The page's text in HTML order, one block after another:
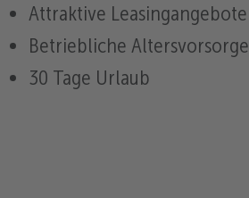
Attraktive Leasingangebote
Betriebliche Altersvorsorge
30 Tage Urlaub